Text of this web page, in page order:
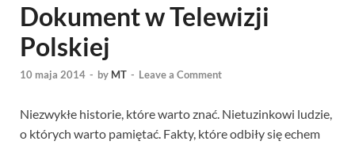
Dokument w Telewizji
Polskiej
10 maja 2014 - by MT - Leave a Comment
Niezwykłe historie, które warto znać. Nietuzinkowi ludzie,
o których warto pamiętać. Fakty, które odbiły się echem